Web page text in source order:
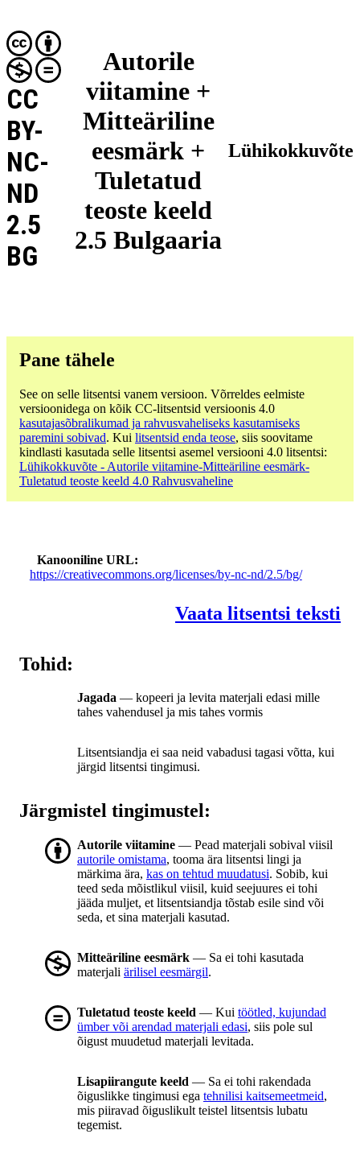
Autorile
viitamine +
Mitteäriline
eesmärk +
Tuletatud
teoste keeld
2.5 Bulgaaria
CC
BY-
NC-
ND
2.5
BG
Lühikokkuvõte
Pane tähele
See on selle litsentsi vanem versioon. Võrreldes eelmiste
versioonidega on kõik CC-litsentsid versioonis 4.0
kasutajasõbralikumad ja rahvusvaheliseks kasutamiseks
paremini sobivad. Kui litsentsid enda teose, siis soovitame
kindlasti kasutada selle litsentsi asemel versiooni 4.0 litsentsi:
Lühikokkuvõte - Autorile viitamine-Mitteäriline eesmärk-
Tuletatud teoste keeld 4.0 Rahvusvaheline
Kanooniline URL
https://creativecommons.org/licenses/by-nc-nd/2.5/bg/
Vaata litsentsi teksti
Tohid:
Jagada — kopeeri ja levita materjali edasi mille
tahes vahendusel ja mis tahes vormis
Litsentsiandja ei saa neid vabadusi tagasi võtta, kui
järgid litsentsi tingimusi.
Järgmistel tingimustel:
Autorile viitamine — Pead materjali sobival viisil
autorile omistama, tooma ära litsentsi lingi ja
märkima ära, kas on tehtud muudatusi. Sobib, kui
teed seda mõistlikul viisil, kuid seejuures ei tohi
jääda muljet, et litsentsiandja tõstab esile sind või
seda, et sina materjali kasutad.
Mitteäriline eesmärk — Sa ei tohi kasutada
materjali ärilisel eesmärgil.
Tuletatud teoste keeld — Kui töötled, kujundad
ümber või arendad materjali edasi, siis pole sul
õigust muudetud materjali levitada.
Lisapiirangute keeld — Sa ei tohi rakendada
õiguslikke tingimusi ega tehnilisi kaitsemeetmeid,
mis piiravad õiguslikult teistel litsentsis lubatu
tegemist.